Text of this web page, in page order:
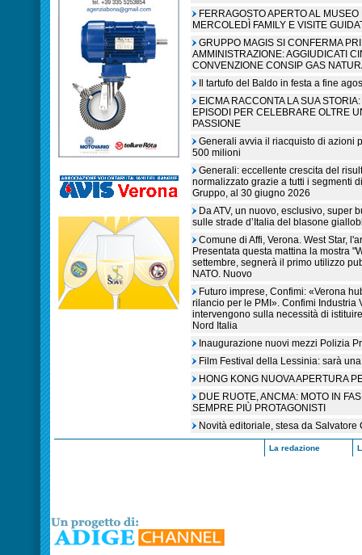
FERRAGOSTO APERTO AL
MERCOLEDÌ FAMILY E VISITE
GRUPPO MAGIS SI CONFERMA
AMMINISTRAZIONE: AGGIUDICATI
CONVENZIONE CONSIP GAS
Il tartufo del Baldo in festa a fine
EICMA RACCONTA LA SUA
EPISODI PER CELEBRARE OLTRE
PASSIONE
Generali avvia il riacquisto di azioni
500 milioni
Generali: eccellente crescita del
normalizzato grazie a tutti i segmenti
Gruppo, al 30 giugno 2026
Da ATV, un nuovo, esclusivo, super
sulle strade d’Italia del blasone
Comune di Affi, Verona. West Star,
Presentata questa mattina la mostra
settembre, segnerà il primo utilizzo
NATO. Nuovo
Futuro imprese, Confimi: «Verona
rilancio per le PMI». Confimi Industria
intervengono sulla necessità di
Nord Italia
Inaugurazione nuovi mezzi Polizia
Film Festival della Lessinia: sarà
HONG KONG NUOVA APERTURA
DUE RUOTE, ANCMA: MOTO IN
SEMPRE PIÙ PROTAGONISTI
Novità editoriale, stesa da Salvatore
La redazione